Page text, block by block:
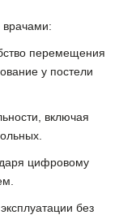
перемещения
у постели
включая
цифровому
без